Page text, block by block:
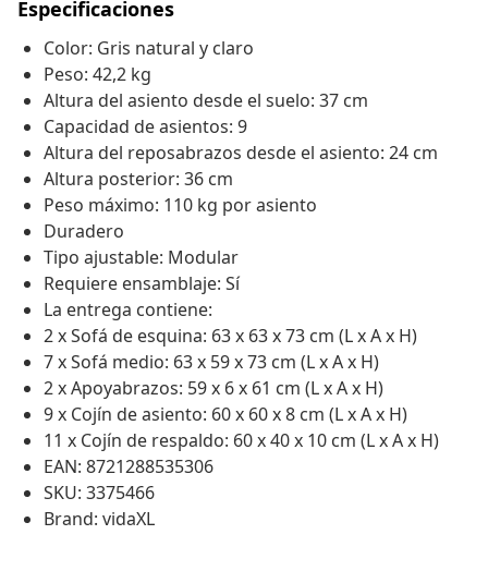
Especificaciones
Color: Gris natural y claro
Peso: 42,2 kg
Altura del asiento desde el suelo: 37 cm
Capacidad de asientos: 9
Altura del reposabrazos desde el asiento: 24 cm
Altura posterior: 36 cm
Peso máximo: 110 kg por asiento
Duradero
Tipo ajustable: Modular
Requiere ensamblaje: Sí
La entrega contiene:
2 x Sofá de esquina: 63 x 63 x 73 cm (L x A x H)
7 x Sofá medio: 63 x 59 x 73 cm (L x A x H)
2 x Apoyabrazos: 59 x 6 x 61 cm (L x A x H)
9 x Cojín de asiento: 60 x 60 x 8 cm (L x A x H)
11 x Cojín de respaldo: 60 x 40 x 10 cm (L x A x H)
EAN: 8721288535306
SKU: 3375466
Brand: vidaXL